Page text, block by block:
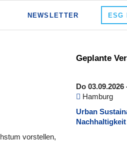
NEWSLETTER ESG
vorstellen,
Geplante
Do 03.09.2026
Hamburg
Urban